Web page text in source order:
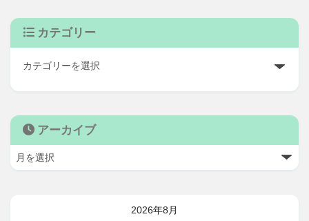
カテゴリー
アーカイブ
2026年8月